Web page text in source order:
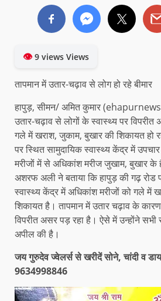
👁9 views Views
तापमान में उतार-चढ़ाव से लोग हो रहे बीमार
हापुड़, सीमन/ अमित कुमार
उतार-चढ़ाव से लोगों के स्वास्थ्य पर
गले में खराश, जुकाम, बुखार की शिकायत हो
पर स्थित सामुदायिक स्वास्थ्य केंद्र में
मरीजों में से अधिकांश मरीज जुखाम, बुखार के
अशरफ अली ने बताया कि हापुड़ की गढ़ रोड
स्वास्थ्य केंद्र में अधिकांश मरीजों को गले में
शिकायत है। तापमान में उतार चढ़ाव के
विपरीत असर पड़ रहा है। ऐसे में उन्होंने
अपील की है।
जय गुरुदेव ज्वेलर्स से खरीदें सोने, चांदी व
9634998846